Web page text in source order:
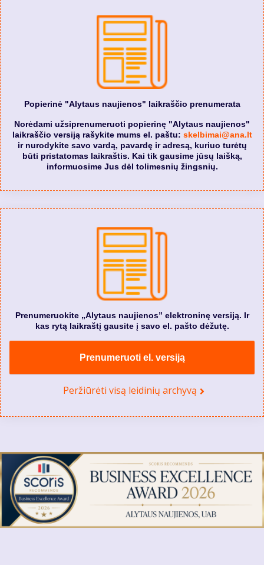
Popierinė "Alytaus naujienos" laikraščio prenumerata
Norėdami užsiprenumeruoti popierinę "Alytaus naujienos"
laikraščio versiją rašykite mums el. paštu: skelbimai@ana.lt
ir nurodykite savo vardą, pavardę ir adresą, kuriuo turėtų
būti pristatomas laikraštis. Kai tik gausime jūsų laišką,
informuosime Jus dėl tolimesnių žingsnių.
Prenumeruokite „Alytaus naujienos” elektroninę versiją. Ir
kas rytą laikraštį gausite į savo el. pašto dėžutę.
Prenumeruoti el. versiją
Peržiūrėti visą leidinių archyvą